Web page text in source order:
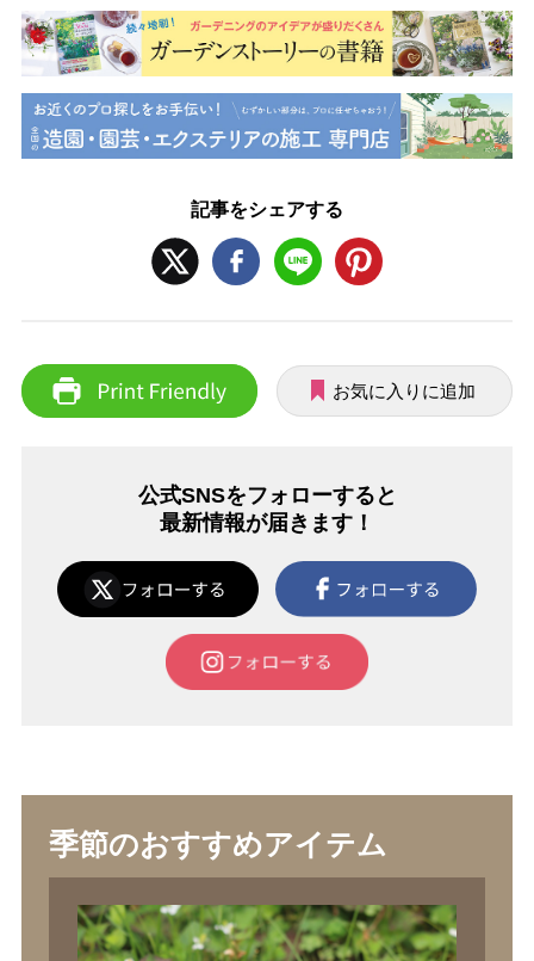
記事をシェアする
お気に入りに追加
公式SNSをフォローすると
最新情報が届きます！
季節のおすすめアイテム